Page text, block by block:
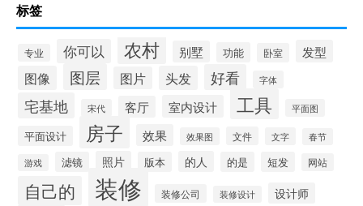
标签
专业 你可以 农村 别墅 功能 卧室 发型
图像 图层 图片 头发 好看 字体
宅基地 宋代 客厅 室内设计 工具 平面图
平面设计 房子 效果 效果图 文件 文字 春节
游戏 滤镜 照片 版本 的人 的是 短发 网站
自己的 装修 装修公司 装修设计 设计师